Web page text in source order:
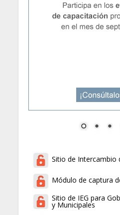
Sitio de Intercambio
Módulo de captura
Sitio de IEG para
y Municipales